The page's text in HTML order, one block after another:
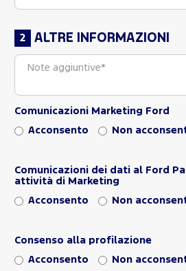
ALTRE INFORMAZIONI
Comunicazioni Marketing Ford
Acconsento Non
Comunicazioni dei dati al Ford
attività di Marketing
Acconsento Non
Consenso alla profilazione
Acconsento Non